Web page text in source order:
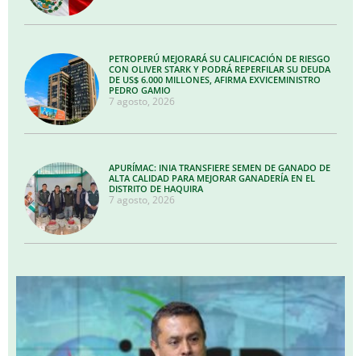
PETROPERÚ MEJORARÁ SU CALIFICACIÓN DE RIESGO
CON OLIVER STARK Y PODRÁ REPERFILAR SU DEUDA
DE US$ 6.000 MILLONES, AFIRMA EXVICEMINISTRO
PEDRO GAMIO
7 agosto, 2026
APURÍMAC: INIA TRANSFIERE SEMEN DE GANADO DE
ALTA CALIDAD PARA MEJORAR GANADERÍA EN EL
DISTRITO DE HAQUIRA
7 agosto, 2026